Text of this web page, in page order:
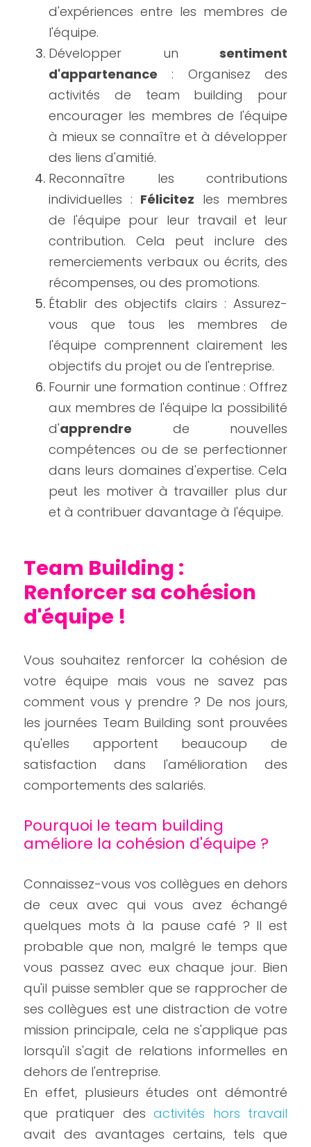
d'expériences entre les membres de
l'équipe.
Développer un sentiment
d'appartenance : Organisez des
activités de team building pour
encourager les membres de l'équipe
à mieux se connaître et à développer
des liens d'amitié.
Reconnaître les contributions
individuelles : Félicitez les membres
de l'équipe pour leur travail et leur
contribution. Cela peut inclure des
remerciements verbaux ou écrits, des
récompenses, ou des promotions.
Établir des objectifs clairs : Assurez-
vous que tous les membres de
l'équipe comprennent clairement les
objectifs du projet ou de l'entreprise.
Fournir une formation continue : Offrez
aux membres de l'équipe la possibilité
d'apprendre de nouvelles
compétences ou de se perfectionner
dans leurs domaines d'expertise. Cela
peut les motiver à travailler plus dur
et à contribuer davantage à l'équipe.
Team Building :
Renforcer sa cohésion
d'équipe !
Vous souhaitez renforcer la cohésion de
votre équipe mais vous ne savez pas
comment vous y prendre ? De nos jours,
les journées Team Building sont prouvées
qu'elles apportent beaucoup de
satisfaction dans l'amélioration des
comportements des salariés.
Pourquoi le team building
améliore la cohésion d'équipe ?
Connaissez-vous vos collègues en dehors
de ceux avec qui vous avez échangé
quelques mots à la pause café ? Il est
probable que non, malgré le temps que
vous passez avec eux chaque jour. Bien
qu'il puisse sembler que se rapprocher de
ses collègues est une distraction de votre
mission principale, cela ne s'applique pas
lorsqu'il s'agit de relations informelles en
dehors de l'entreprise.
En effet, plusieurs études ont démontré
que pratiquer des activités hors travail
avait des avantages certains, tels que